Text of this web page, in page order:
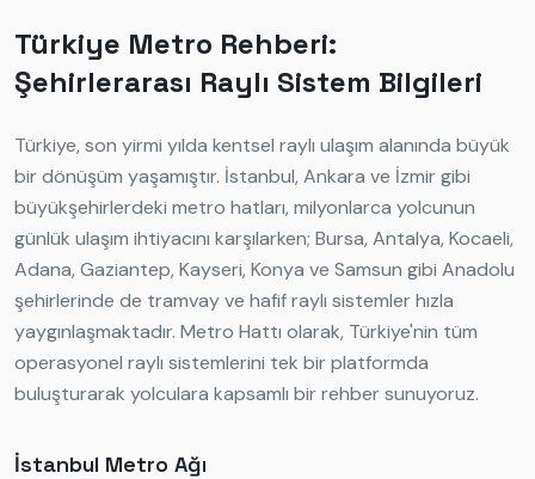
Türkiye Metro Rehberi:
Şehirlerarası Raylı Sistem Bilgileri
Türkiye, son yirmi yılda kentsel raylı ulaşım alanında büyük
bir dönüşüm yaşamıştır. İstanbul, Ankara ve İzmir gibi
büyükşehirlerdeki metro hatları, milyonlarca yolcunun
günlük ulaşım ihtiyacını karşılarken; Bursa, Antalya, Kocaeli,
Adana, Gaziantep, Kayseri, Konya ve Samsun gibi Anadolu
şehirlerinde de tramvay ve hafif raylı sistemler hızla
yaygınlaşmaktadır. Metro Hattı olarak, Türkiye'nin tüm
operasyonel raylı sistemlerini tek bir platformda
buluşturarak yolculara kapsamlı bir rehber sunuyoruz.
İstanbul Metro Ağı